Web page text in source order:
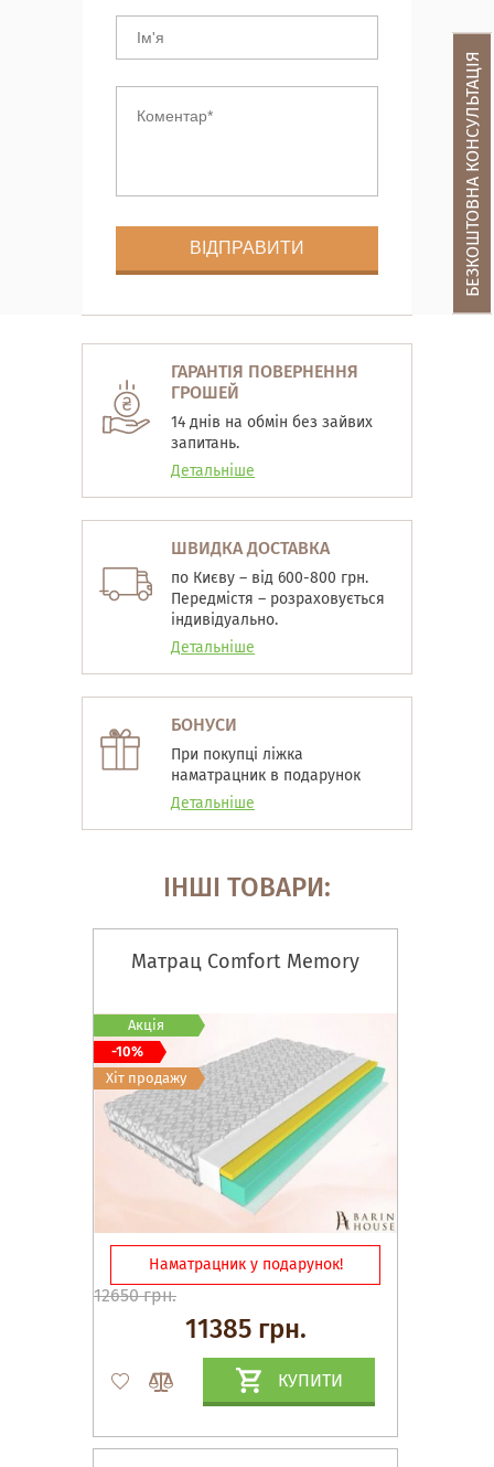
ГАРАНТІЯ ПОВЕРНЕННЯ
ГРОШЕЙ
14 днів на обмін без зайвих
запитань.
Детальніше
ШВИДКА ДОСТАВКА
по Києву – від 600-800 грн.
Передмістя – розраховується
індивідуально.
Детальніше
БОНУСИ
При покупці ліжка
наматрацник в подарунок
Детальніше
ІНШІ ТОВАРИ:
Матрац Comfort Memory
Наматрацник у подарунок!
12650 грн.
11385 грн.
КУПИТИ
Акція
-10%
Хіт продажу
БЕЗКОШТОВНА КОНСУЛЬТАЦІЯ